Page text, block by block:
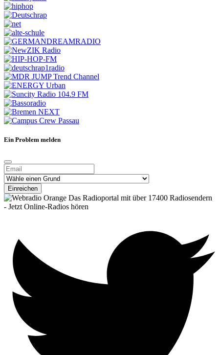
Ein Problem melden
Einreichen
Das Radioportal mit über 17400 Radiosendern
- Jetzt Online-Radios hören